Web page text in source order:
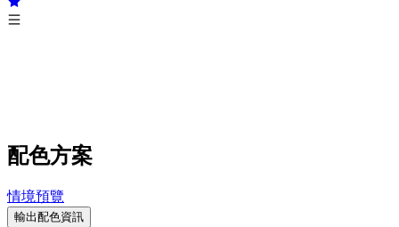
配色方案
情境預覽
輸出配色資訊